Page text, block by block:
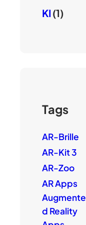
KI (1)
Tags
AR-Brille
AR-Kit 3
AR-Zoo
AR Apps
Augmente
d Reality